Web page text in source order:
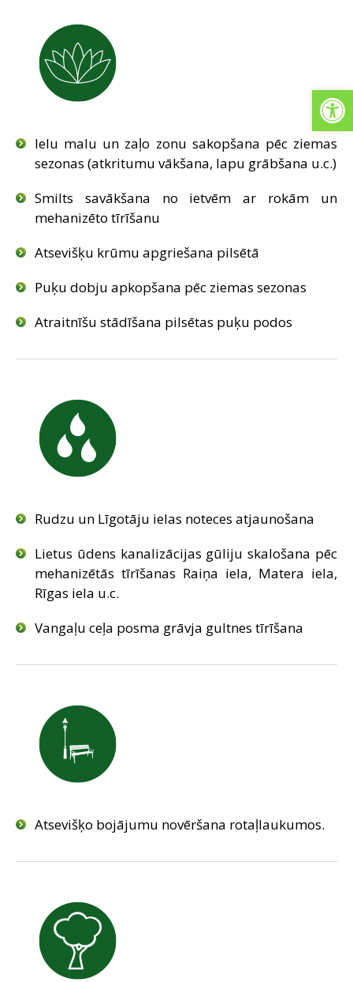
Ielu malu un zaļo zonu sakopšana pēc ziemas
sezonas (atkritumu vākšana, lapu grābšana u.c.)
Smilts savākšana no ietvēm ar rokām un
mehanizēto tīrīšanu
Atsevišķu krūmu apgriešana pilsētā
Puķu dobju apkopšana pēc ziemas sezonas
Atraitnīšu stādīšana pilsētas puķu podos
Rudzu un Līgotāju ielas noteces atjaunošana
Lietus ūdens kanalizācijas gūliju skalošana pēc
mehanizētās tīrīšanas Raiņa iela, Matera iela,
Rīgas iela u.c.
Vangaļu ceļa posma grāvja gultnes tīrīšana
Atsevišķo bojājumu novēršana rotaļlaukumos.